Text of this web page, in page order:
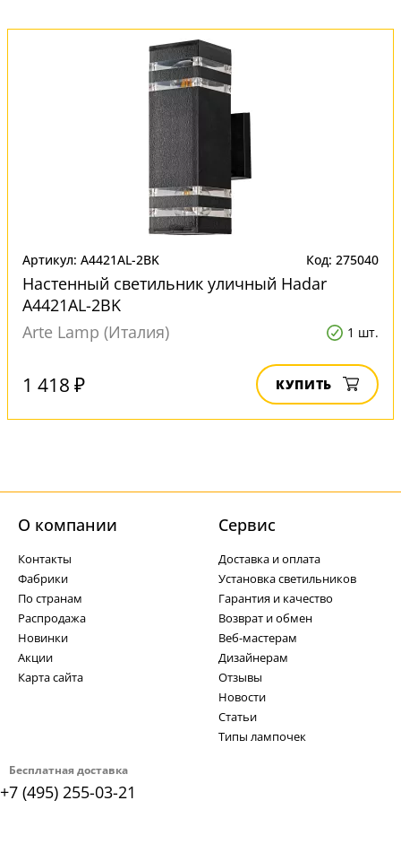
Артикул: A4421AL-2BK Код: 275040
Настенный светильник уличный Hadar
A4421AL-2BK
Arte Lamp (Италия)
1 шт.
1 418 ₽ КУПИТЬ
Бесплатная доставка
+7 (495) 255-03-21
О компании
Контакты
Фабрики
По странам
Распродажа
Новинки
Акции
Карта сайта
Cервис
Доставка и оплата
Установка светильников
Гарантия и качество
Возврат и обмен
Веб-мастерам
Дизайнерам
Отзывы
Новости
Статьи
Типы лампочек